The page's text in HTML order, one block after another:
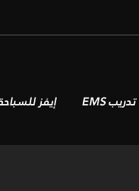
تدريب EMS إيفز